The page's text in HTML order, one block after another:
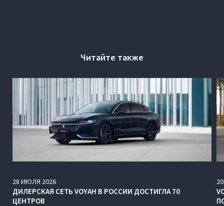
Читайте также
28 ИЮЛЯ 2026
ДИЛЕРСКАЯ СЕТЬ VOYAH В РОССИИ ДОСТИГЛА 70
ЦЕНТРОВ
20